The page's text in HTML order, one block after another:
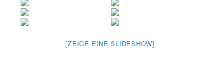
[ZEIGE EINE SLIDESHOW]